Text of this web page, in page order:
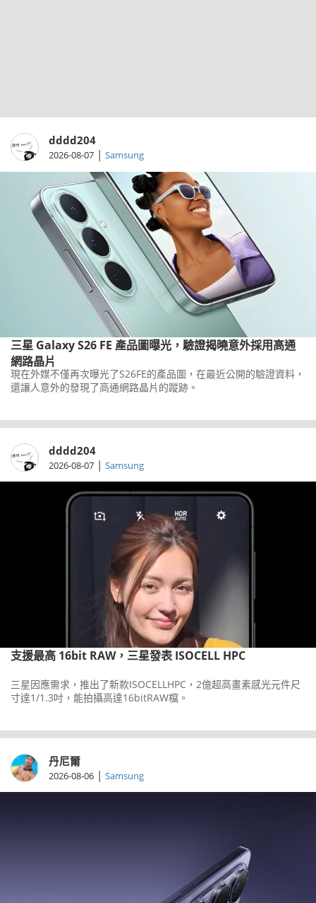
dddd204
2026-08-07 | Samsung
三星 Galaxy S26 FE 產品圖曝光，驗證揭曉意外採用高通
網路晶片
現在外媒不僅再次曝光了S26FE的產品圖，在最近公開的驗證資料，
還讓人意外的發現了高通網路晶片的蹤跡。
dddd204
2026-08-07 | Samsung
支援最高 16bit RAW，三星發表 ISOCELL HPC
三星因應需求，推出了新款ISOCELLHPC，2億超高畫素感光元件尺
寸達1/1.3吋，能拍攝高達16bitRAW檔。
丹尼爾
2026-08-06 | Samsung